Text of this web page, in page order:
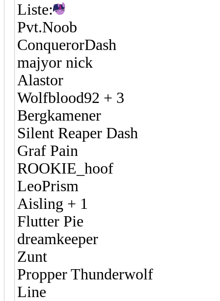
Liste:
Pvt.Noob
ConquerorDash
majyor nick
Alastor
Wolfblood92 + 3
Bergkamener
Silent Reaper Dash
Graf Pain
ROOKIE_hoof
LeoPrism
Aisling + 1
Flutter Pie
dreamkeeper
Zunt
Propper Thunderwolf
Line